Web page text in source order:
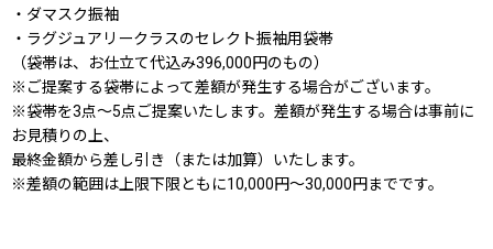
・ダマスク振袖
・ラグジュアリークラスのセレクト振袖用袋帯
（袋帯は、お仕立て代込み396,000円のもの）
※ご提案する袋帯によって差額が発生する場合がございます。
※袋帯を3点〜5点ご提案いたします。差額が発生する場合は事前に
お見積りの上、
最終金額から差し引き（または加算）いたします。
※差額の範囲は上限下限ともに10,000円〜30,000円までです。